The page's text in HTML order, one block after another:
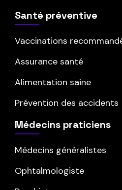
Santé préventive
Vaccinations
Assurance santé
Alimentation saine
Prévention des accidents
Médecins praticiens
Médecins généralistes
Ophtalmologiste